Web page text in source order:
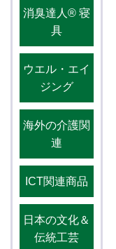
消臭達人®️ 寝
具
ウエル・エイ
ジング
海外の介護関
連
ICT関連商品
日本の文化＆
伝統工芸